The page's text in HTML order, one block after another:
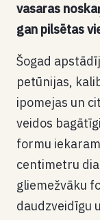
vasaras
gan pilsētas
Šogad
petūnijas,
ipomejas un
veidos
formu
centimetru
gliemežvāku
daudzveidīgu